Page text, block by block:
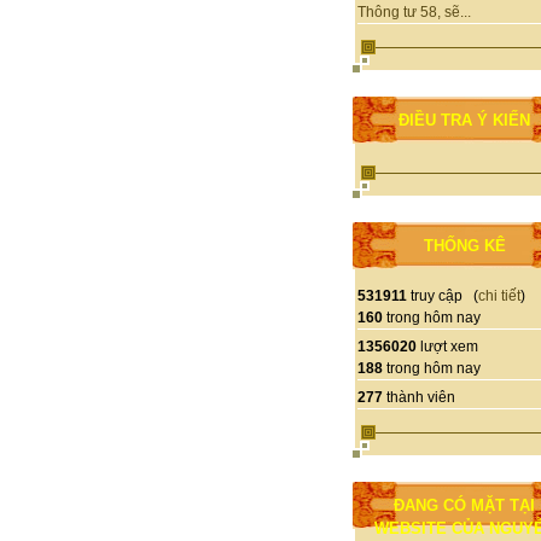
Thông tư 58, sẽ...
ĐIỀU TRA Ý KIẾN
THỐNG KÊ
531911 truy cập (chi tiết)
160 trong hôm nay
1356020 lượt xem
188 trong hôm nay
277 thành viên
ĐANG CÓ MẶT TẠI
WEBSITE CỦA